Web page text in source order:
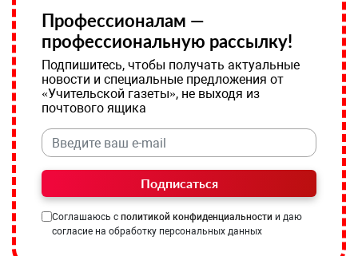
Профессионалам —
профессиональную рассылку!
Подпишитесь, чтобы получать актуальные
новости и специальные предложения от
«Учительской газеты», не выходя из
почтового ящика
Подписаться
Соглашаюсь с политикой конфиденциальности и даю
согласие на обработку персональных данных